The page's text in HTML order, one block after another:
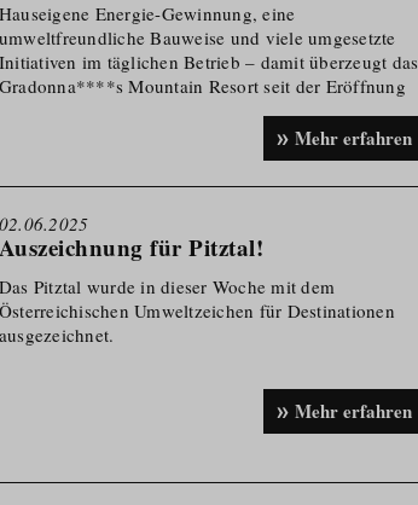
Hauseigene Energie-Gewinnung, eine
umweltfreundliche Bauweise und viele umgesetzte
Initiativen im täglichen Betrieb – damit überzeugt das
Gradonna****s Mountain Resort seit der Eröffnung
2012 seine Gäste. Dieses vorbildliche Engagement
des Design-Resorts wurde kürzlich auch vom TÜV-
Austria mit dem Umweltma­nagement-Zertifikat ISO
bestätigt.
Mehr erfahren
02.06.2025
Auszeichnung für Pitztal!
Das Pitztal wurde in dieser Woche mit dem
Österreichischen Umweltzeichen für Destinationen
ausgezeichnet.
Mehr erfahren